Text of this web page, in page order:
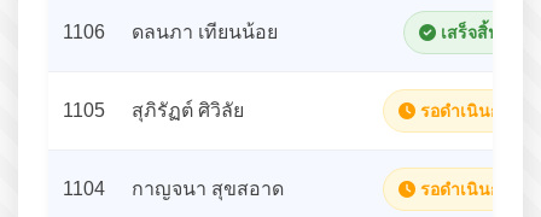
1106 ดลนภา เทียนน้อย เสร็จสิ้น
1105 สุภิรัฏต์ ศิวิลัย รอดำเนินการ
1104 กาญจนา สุขสอาด รอดำเนินการ